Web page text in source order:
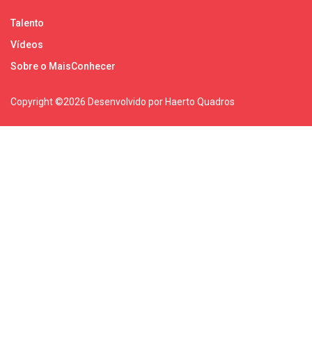
Talento
Vídeos
Sobre o MaisConhecer
Copyright ©2026 Desenvolvido por Haerto Quadros